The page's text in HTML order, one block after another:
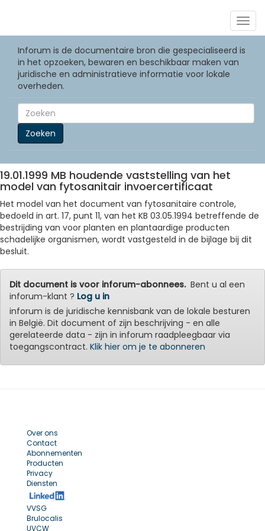
Inforum is de documentaire bron die gespecialiseerd is
in het opzoeken, bewaren en beschikbaar maken van
juridische en administratieve informatie voor lokale
overheden.
Zoeken
19.01.1999 MB houdende vaststelling van het
model van fytosanitair invoercertificaat
Het model van het document van fytosanitaire controle,
bedoeld in art. 17, punt 11, van het KB 03.05.1994 betreffende de
bestrijding van voor planten en plantaardige producten
schadelijke organismen, wordt vastgesteld in de bijlage bij dit
besluit.
Dit document is voor inforum-abonnees.Bent u al een
inforum-klant ? Log u in
inforum is de juridische kennisbank van de lokale besturen
in België. Dit document of zijn beschrijving - en alle
gerelateerde data - zijn in inforum raadpleegbaar via
toegangscontract. Klik hier om je te abonneren
Over ons
Contact
Abonnementen
Producten
Privacy
Diensten
VVSG
Brulocalis
UVCW